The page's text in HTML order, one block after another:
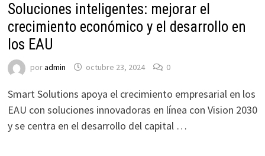
Soluciones inteligentes: mejorar el
crecimiento económico y el desarrollo en
los EAU
poradmin octubre 23, 2024 0
Smart Solutions apoya el crecimiento empresarial en los
EAU con soluciones innovadoras en línea con Vision 2030
y se centra en el desarrollo del capital …